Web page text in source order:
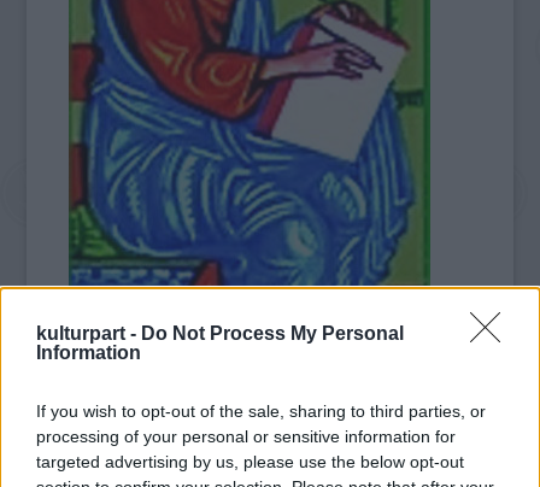
kulturpart - Do Not Process My Personal
Information
If you wish to opt-out of the sale, sharing to third parties, or
processing of your personal or sensitive information for
targeted advertising by us, please use the below opt-out